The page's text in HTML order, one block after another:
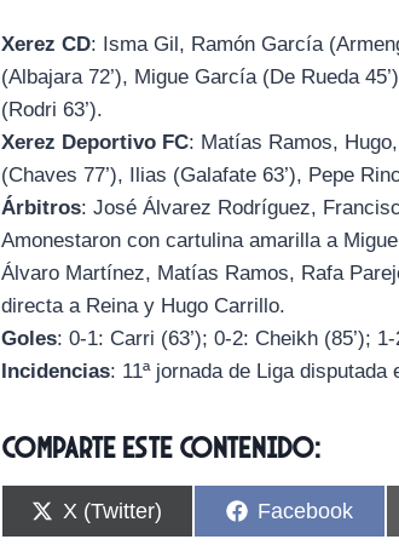
Xerez CD: Isma Gil, Ramón García
(Albajara 72’), Migue García (De Rueda
(Rodri 63’).
Xerez Deportivo FC: Matías Ramos,
(Chaves 77’), Ilias (Galafate 63’), Pepe
Árbitros: José Álvarez Rodríguez,
Amonestaron con cartulina amarilla a
Álvaro Martínez, Matías Ramos, Rafa
directa a Reina y Hugo Carrillo.
Goles: 0-1: Carri (63’); 0-2: Cheikh (85’);
Incidencias: 11ª jornada de Liga
Comparte este contenido:
C
o
X (Twitter)
C
o
Facebook